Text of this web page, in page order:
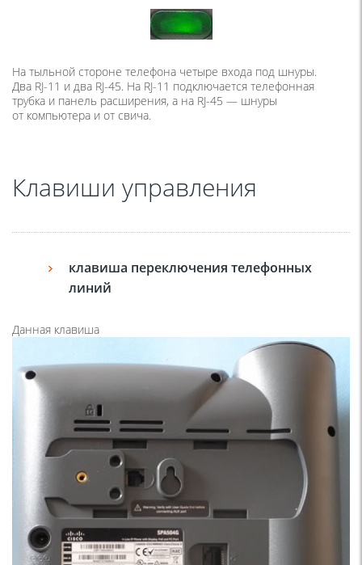
На тыльной стороне телефона четыре входа под шнуры.
Два RJ-11 и два RJ-45. На RJ-11 подключается телефонная
трубка и панель расширения, а на RJ-45 — шнуры
от компьютера и от свича.
Клавиши управления
клавиша переключения телефонных
линий
Данная клавиша